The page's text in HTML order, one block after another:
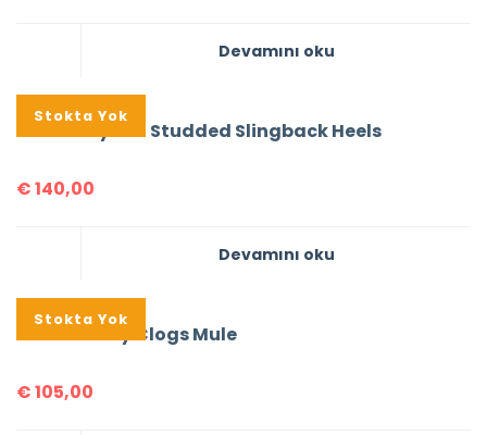
Devamını oku
Stokta Yok
Prada Crystal Studded Slingback Heels
€140,00
Devamını oku
Stokta Yok
Prada Derby Clogs Mule
€105,00